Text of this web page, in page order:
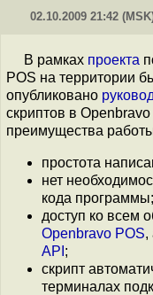
02.10.2009 21:42
В рамках проекта
POS на территории
опубликовано
скриптов в
преимущества
простота
нет
кода программы;
доступ ко всем
Openbravo POS,
API ;
скрипт
терминалах